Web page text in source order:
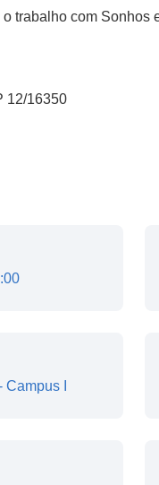
trabalho com Sonhos
12/16350
I